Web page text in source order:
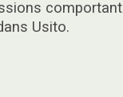
Usito.